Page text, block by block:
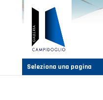
Seleziona una pagina